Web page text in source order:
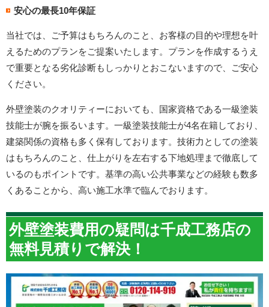
安心の最長10年保証
当社では、ご予算はもちろんのこと、お客様の目的や理想を叶
えるためのプランをご提案いたします。プランを作成するうえ
で重要となる劣化診断もしっかりとおこないますので、ご安心
ください。
外壁塗装のクオリティーにおいても、国家資格である一級塗装
技能士が腕を振るいます。一級塗装技能士が4名在籍しており、
建築関係の資格も多く保有しております。技術力としての塗装
はもちろんのこと、仕上がりを左右する下地処理まで徹底して
いるのもポイントです。基準の高い公共事業などの経験も数多
くあることから、高い施工水準で臨んでおります。
外壁塗装費用の疑問は千成工務店の
無料見積りで解決！